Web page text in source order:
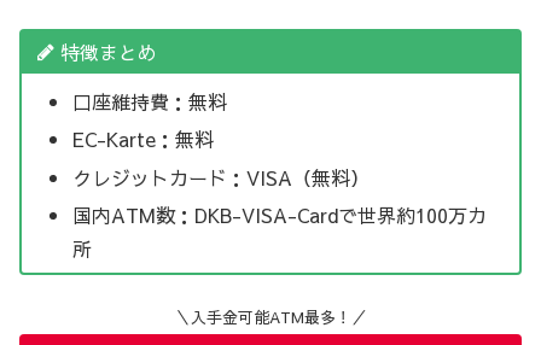
特徴まとめ
口座維持費：無料
EC-Karte：無料
クレジットカード：VISA（無料）
国内ATM数：DKB-VISA-Cardで世界約100万カ
所
＼入手金可能ATM最多！／